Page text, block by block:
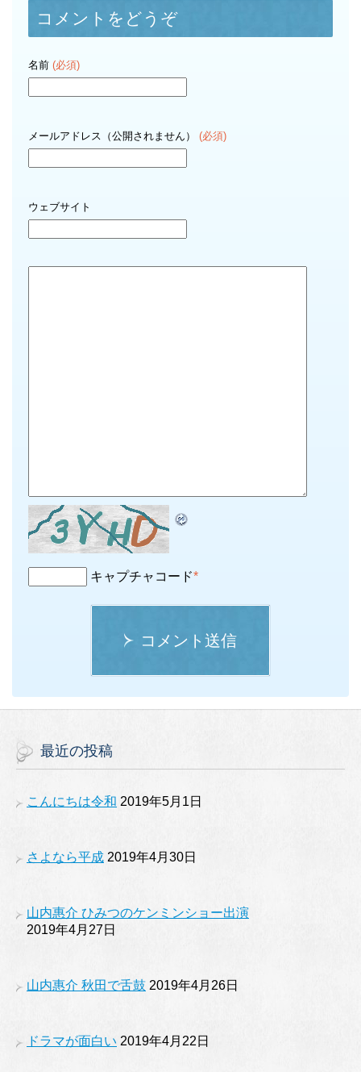
コメントをどうぞ
名前 (必須)
メールアドレス（公開されません） (必須)
ウェブサイト
キャプチャコード*
コメント送信
最近の投稿
こんにちは令和 2019年5月1日
さよなら平成 2019年4月30日
山内惠介 ひみつのケンミンショー出演
2019年4月27日
山内惠介 秋田で舌鼓 2019年4月26日
ドラマが面白い 2019年4月22日